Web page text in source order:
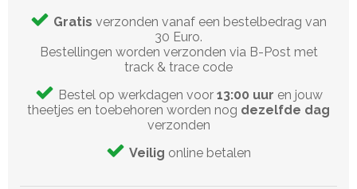
Gratis verzonden vanaf een bestelbedrag van
30 Euro.
Bestellingen worden verzonden via B-Post met
track & trace code
Bestel op werkdagen voor 13:00 uur en jouw
theetjes en toebehoren worden nog dezelfde dag
verzonden
Veilig online betalen